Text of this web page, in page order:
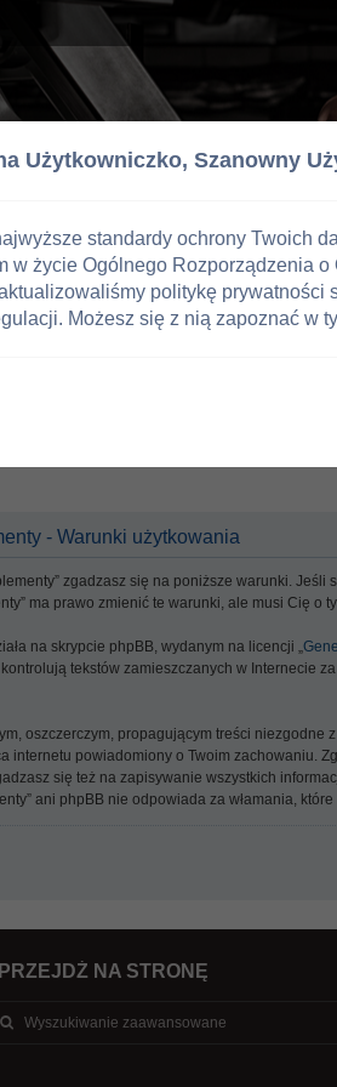
- Warunki użytkowania
zgadzasz się na poniższe warunki.
ma prawo zmienić te warunki, ale musi Cię o
na skrypcie phpBB, wydanym na licencji „
tekstów zamieszczanych w Internecie
oszczerczym, propagującym treści
powiadomiony o Twoim zachowaniu.
się też na zapisywanie wszystkich
ani phpBB nie odpowiada za włamania,
PRZEJDŹ NA STRONĘ
Wyszukiwanie zaawansowane
Użytkowniczko, Szanowny
standardy ochrony Twoich
w życie Ogólnego Rozporządzenia
politykę prywatności
Możesz się z nią zapoznać w